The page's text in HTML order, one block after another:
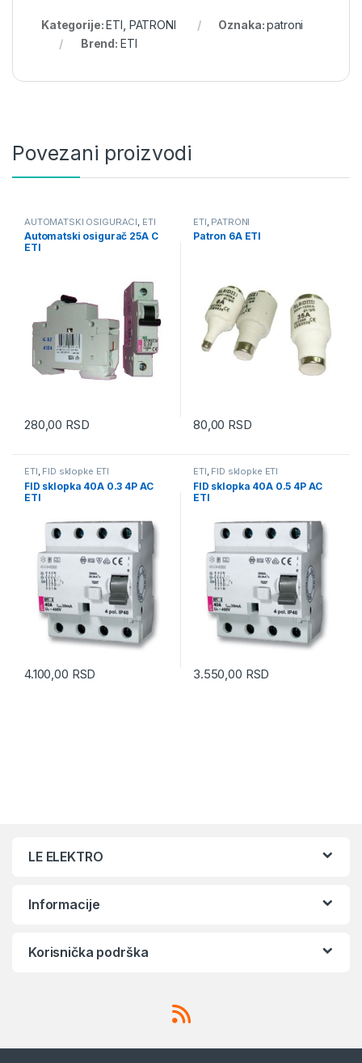
Kategorije:ETI PATRONI Oznaka:patroni
Brend: ETI
Povezani proizvodi
AUTOMATSKI OSIGURACI ETI
Automatski osigurač 25A C
ETI
280,00 RSD
ETI PATRONI
Patron 6A ETI
80,00 RSD
ETI, FID sklopke ETI
FID sklopka 40A 0.3 4P AC
ETI
4.100,00 RSD
ETI, FID sklopke ETI
FID sklopka 40A 0.5 4P AC
ETI
3.550,00 RSD
LE ELEKTRO
Informacije
Korisnička podrška